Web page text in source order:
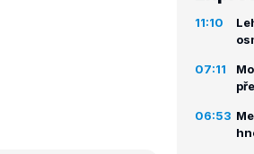
11:10
07:11
06:53